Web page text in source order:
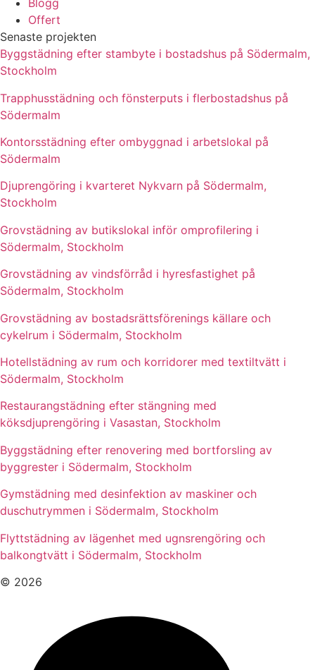
Blogg
Offert
Senaste projekten
Byggstädning efter stambyte i bostadshus på Södermalm,
Stockholm
Trapphusstädning och fönsterputs i flerbostadshus på
Södermalm
Kontorsstädning efter ombyggnad i arbetslokal på
Södermalm
Djuprengöring i kvarteret Nykvarn på Södermalm,
Stockholm
Grovstädning av butikslokal inför omprofilering i
Södermalm, Stockholm
Grovstädning av vindsförråd i hyresfastighet på
Södermalm, Stockholm
Grovstädning av bostadsrättsförenings källare och
cykelrum i Södermalm, Stockholm
Hotellstädning av rum och korridorer med textiltvätt i
Södermalm, Stockholm
Restaurangstädning efter stängning med
köksdjuprengöring i Vasastan, Stockholm
Byggstädning efter renovering med bortforsling av
byggrester i Södermalm, Stockholm
Gymstädning med desinfektion av maskiner och
duschutrymmen i Södermalm, Stockholm
Flyttstädning av lägenhet med ugnsrengöring och
balkongtvätt i Södermalm, Stockholm
© 2026